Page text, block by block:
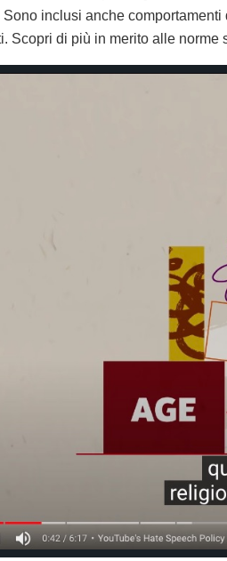
Sono inclusi anche
Scopri di più in merito alle norme